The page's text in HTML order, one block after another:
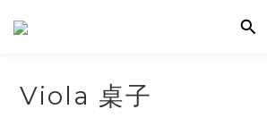
Viola 桌子